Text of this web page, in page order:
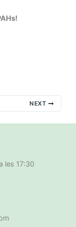
NEXT
les 17:30